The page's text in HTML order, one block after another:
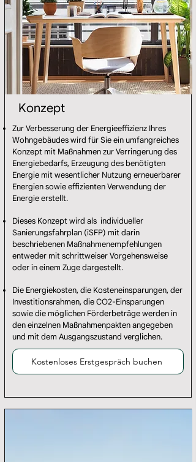
Konzept
Zur Verbesserung der Energieeffizienz Ihres
Wohngebäudes wird für Sie ein umfangreiches
Konzept mit Maßnahmen zur Verringerung des
Energiebedarfs, Erzeugung des benötigten
Energie mit wesentlicher Nutzung erneuerbarer
Energien sowie effizienten Verwendung der
Energie erstellt.
Dieses Konzept wird als individueller
Sanierungsfahrplan (iSFP) mit darin
beschriebenen Maßnahmenempfehlungen
entweder mit schrittweiser Vorgehensweise
oder in einem Zuge dargestellt.
Die Energiekosten, die Kosteneinsparungen, der
Investitionsrahmen, die CO2-Einsparungen
sowie die möglichen Förderbeträge werden in
den einzelnen Maßnahmenpakten angegeben
und mit dem Ausgangszustand verglichen.
Kostenloses Erstgespräch buchen